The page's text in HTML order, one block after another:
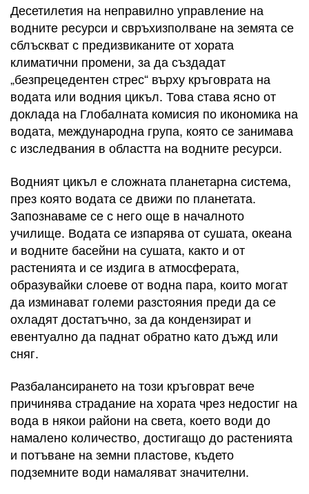
Десетилетия на неправилно управление на
водните ресурси и свръхизполване на земята се
сблъскват с предизвиканите от хората
климатични промени, за да създадат
„безпрецедентен стрес“ върху кръговрата на
водата или водния цикъл. Това става ясно от
доклада на Глобалната комисия по икономика на
водата, международна група, която се занимава
с изследвания в областта на водните ресурси.
Водният цикъл е сложната планетарна система,
през която водата се движи по планетата.
Запознаваме се с него още в началното
училище. Водата се изпарява от сушата, океана
и водните басейни на сушата, както и от
растенията и се издига в атмосферата,
образувайки слоеве от водна пара, които могат
да изминават големи разстояния преди да се
охладят достатъчно, за да кондензират и
евентуално да паднат обратно като дъжд или
сняг.
Разбалансирането на този кръговрат вече
причинява страдание на хората чрез недостиг на
вода в някои райони на света, което води до
намалено количество, достигащо до растенията
и потъване на земни пластове, където
подземните води намаляват значителни.